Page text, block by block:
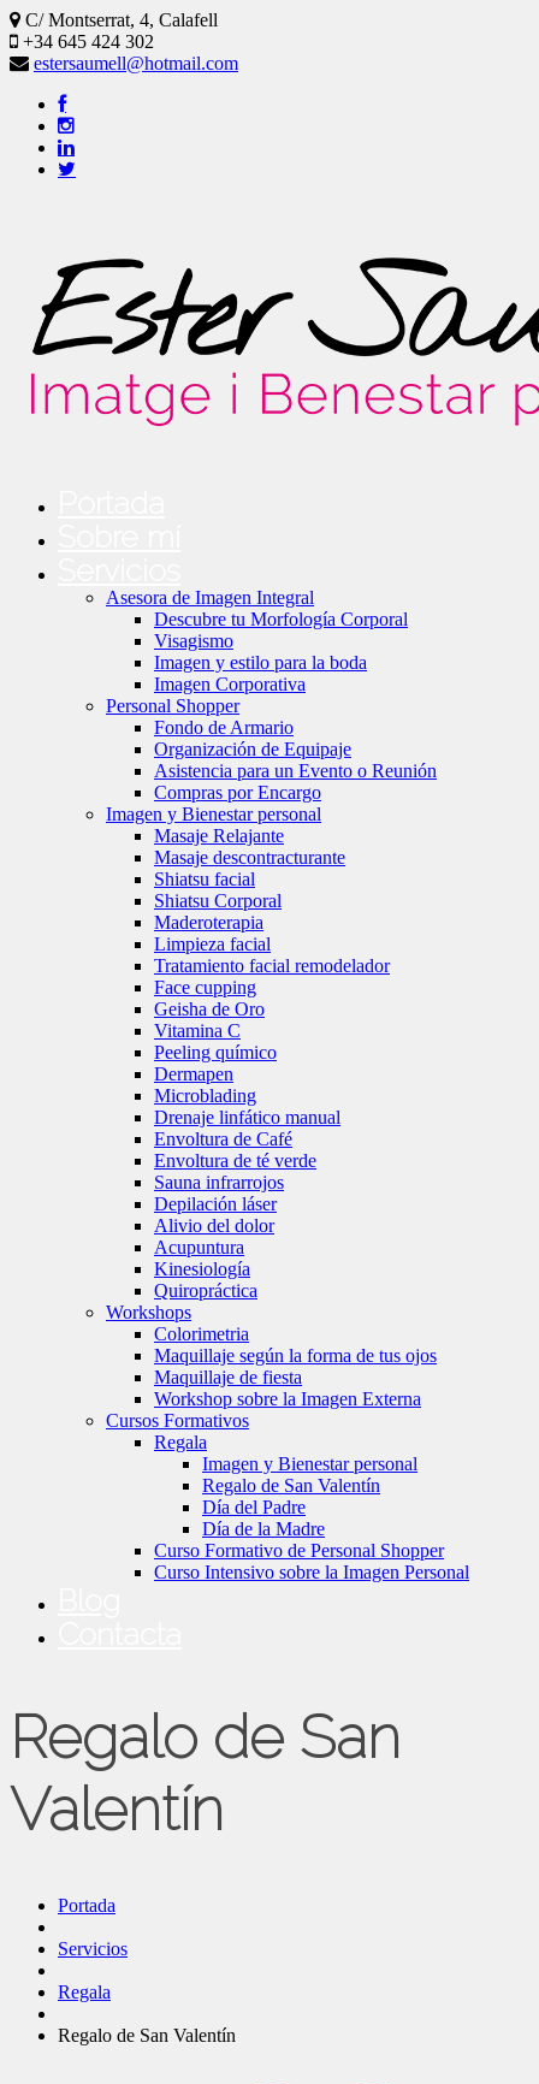
C/ Montserrat, 4, Calafell
+34 645 424 302
estersaumell@hotmail.com
Asesora de Imagen Integral
Descubre tu Morfología Corporal
Visagismo
Imagen y estilo para la boda
Imagen Corporativa
Personal Shopper
Fondo de Armario
Organización de Equipaje
Asistencia para un Evento o Reunión
Compras por Encargo
Imagen y Bienestar personal
Masaje Relajante
Masaje descontracturante
Shiatsu facial
Shiatsu Corporal
Maderoterapia
Limpieza facial
Tratamiento facial remodelador
Face cupping
Geisha de Oro
Vitamina C
Peeling químico
Dermapen
Microblading
Drenaje linfático manual
Envoltura de Café
Envoltura de té verde
Sauna infrarrojos
Depilación láser
Alivio del dolor
Acupuntura
Kinesiología
Quiropráctica
Workshops
Colorimetria
Maquillaje según la forma de tus ojos
Maquillaje de fiesta
Workshop sobre la Imagen Externa
Cursos Formativos
Regala
Imagen y Bienestar personal
Regalo de San Valentín
Día del Padre
Día de la Madre
Curso Formativo de Personal Shopper
Curso Intensivo sobre la Imagen Personal
Regalo de San
Valentín
Portada
Servicios
Regala
Regalo de San Valentín